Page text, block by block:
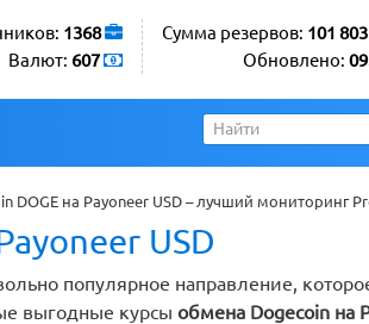
Сумма резервов: 101
Обновлено:
1368
Валют: 607
на Payoneer USD – лучший мониторинг
USD
популярное направление,
выгодные курсы обмена Dogecoin на